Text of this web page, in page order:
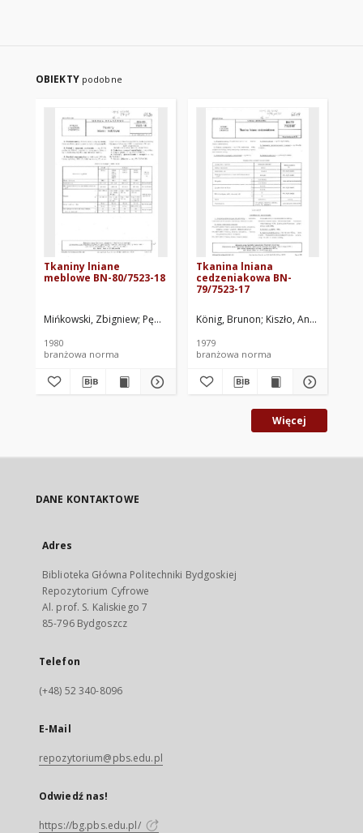
OBIEKTY podobne
Tkaniny lniane
meblowe BN-80/7523-18
Mińkowski, Zbigniew Pędzich, Jadwiga Pisarski, Tadeusz Centralne
1980
branżowa norma
Tkanina lniana
cedzeniakowa BN-
79/7523-17
König, Brunon Kiszło, Anna
1979
branżowa norma
Więcej
DANE KONTAKTOWE
Adres
Biblioteka Główna Politechniki Bydgoskiej
Repozytorium Cyfrowe
Al. prof. S. Kaliskiego 7
85-796 Bydgoszcz
Telefon
(+48) 52 340-8096
E-Mail
repozytorium@pbs.edu.pl
Odwiedź nas!
https://bg.pbs.edu.pl/